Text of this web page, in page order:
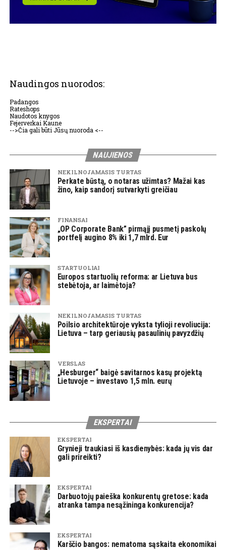
Naudingos nuorodos:
Padangos
Rateshops
Naudotos knygos
Fejerverkai Kaune
-->Čia gali būti Jūsų nuoroda <--
NAUJIENOS
NEKILNOJAMASIS TURTAS
Perkate būstą, o notaras užimtas? Mažai kas
žino, kaip sandorį sutvarkyti greičiau
FINANSAI
„OP Corporate Bank” pirmąjį pusmetį paskolų
portfelį augino 8% iki 1,7 mlrd. Eur
STARTUOLIAI
Europos startuolių reforma: ar Lietuva bus
stebėtoja, ar laimėtoja?
NEKILNOJAMASIS TURTAS
Poilsio architektūroje vyksta tylioji revoliucija:
Lietuva – tarp geriausių pasaulinių pavyzdžių
VERSLAS
„Hesburger“ baigė savitarnos kasų projektą
Lietuvoje – investavo 1,5 mln. eurų
EKSPERTAI
EKSPERTAI
Grynieji traukiasi iš kasdienybės: kada jų vis dar
gali prireikti?
EKSPERTAI
Darbuotojų paieška konkurentų gretose: kada
atranka tampa nesąžininga konkurencija?
EKSPERTAI
Karščio bangos: nematoma sąskaita ekonomikai